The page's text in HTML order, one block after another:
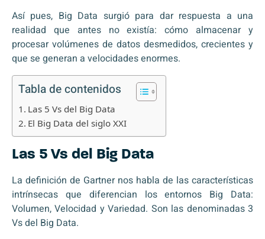
Así pues, Big Data surgió para dar respuesta a una
realidad que antes no existía: cómo almacenar y
procesar volúmenes de datos desmedidos, crecientes y
que se generan a velocidades enormes.
Tabla de contenidos
Las 5 Vs del Big Data
El Big Data del siglo XXI
Las 5 Vs del Big Data
La definición de Gartner nos habla de las características
intrínsecas que diferencian los entornos Big Data:
Volumen, Velocidad y Variedad. Son las denominadas 3
Vs del Big Data.